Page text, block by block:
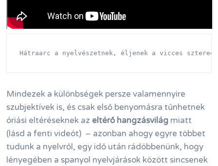
Hátraarc a nyelvészetnek, éljenek a vicces
Mindezek a különbségek persze valamennyire
szubjektívek is, és csak első benyomásra tűnhetnek
óriási eltéréseknek az eltérő hangzásvilág miatt
(lásd a fenti videót) – azonban ahogy egyre többet
tudunk a nyelvről, egy idő után rádöbbenünk, hogy
lényegében a spanyol nyelvjárások között sincsenek